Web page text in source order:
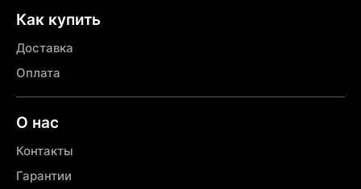
Как купить
Доставка
Оплата
О нас
Контакты
Гарантии